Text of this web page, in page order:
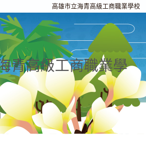
高雄市立海青高級工商職業學校
青高級工商職業學